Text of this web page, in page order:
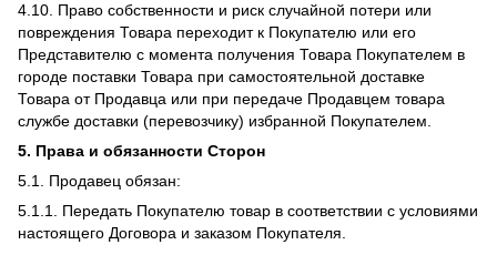
4.10. Право собственности и риск случайной потери или
повреждения Товара переходит к Покупателю или его
Представителю с момента получения Товара Покупателем в
городе поставки Товара при самостоятельной доставке
Товара от Продавца или при передаче Продавцем товара
службе доставки (перевозчику) избранной Покупателем.
5. Права и обязанности Сторон
5.1. Продавец обязан:
5.1.1. Передать Покупателю товар в соответствии с условиями
настоящего Договора и заказом Покупателя.